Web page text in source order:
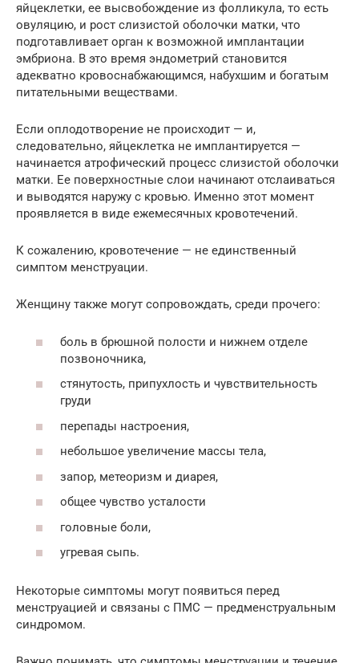
яйцеклетки, ее высвобождение из фолликула, то есть
овуляцию, и рост слизистой оболочки матки, что
подготавливает орган к возможной имплантации
эмбриона. В это время эндометрий становится
адекватно кровоснабжающимся, набухшим и богатым
питательными веществами.
Если оплодотворение не происходит — и,
следовательно, яйцеклетка не имплантируется —
начинается атрофический процесс слизистой оболочки
матки. Ее поверхностные слои начинают отслаиваться
и выводятся наружу с кровью. Именно этот момент
проявляется в виде ежемесячных кровотечений.
К сожалению, кровотечение — не единственный
симптом менструации.
Женщину также могут сопровождать, среди прочего:
боль в брюшной полости и нижнем отделе
позвоночника,
стянутость, припухлость и чувствительность
груди
перепады настроения,
небольшое увеличение массы тела,
запор, метеоризм и диарея,
общее чувство усталости
головные боли,
угревая сыпь.
Некоторые симптомы могут появиться перед
менструацией и связаны с ПМС — предменструальным
синдромом.